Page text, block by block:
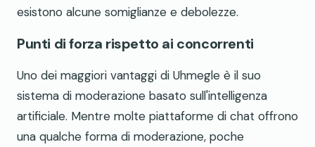
esistono alcune somiglianze e debolezze.
Punti di forza rispetto ai concorrenti
Uno dei maggiori vantaggi di Uhmegle è il suo
sistema di moderazione basato sull'intelligenza
artificiale. Mentre molte piattaforme di chat offrono
una qualche forma di moderazione, poche